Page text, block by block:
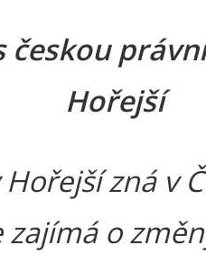
českou
Hořejší
zná v
zajímá o